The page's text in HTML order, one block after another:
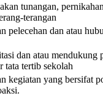
tunangan,
terangan
pelecehan dan atau
dan atau mendukung
tata tertib sekolah
kegiatan yang bersifat